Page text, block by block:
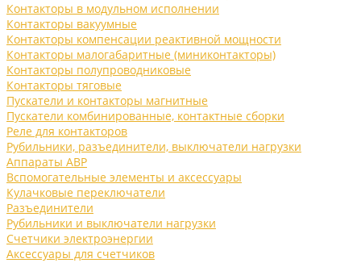
Контакторы в модульном исполнении
Контакторы вакуумные
Контакторы компенсации реактивной мощности
Контакторы малогабаритные (миниконтакторы)
Контакторы полупроводниковые
Контакторы тяговые
Пускатели и контакторы магнитные
Пускатели комбинированные, контактные сборки
Реле для контакторов
Рубильники, разъединители, выключатели нагрузки
Аппараты АВР
Вспомогательные элементы и аксессуары
Кулачковые переключатели
Разъединители
Рубильники и выключатели нагрузки
Счетчики электроэнергии
Аксессуары для счетчиков